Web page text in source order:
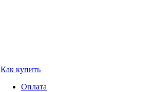
Как купить
Оплата